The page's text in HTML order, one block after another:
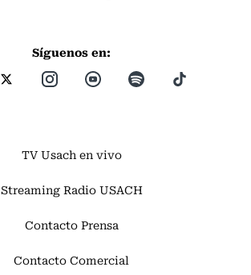
Síguenos en:
TV Usach en vivo
Streaming Radio USACH
Contacto Prensa
Contacto Comercial